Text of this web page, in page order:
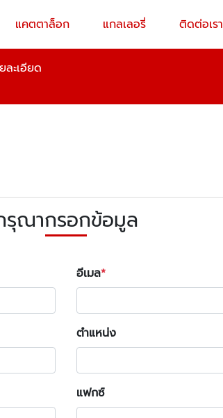
แคตตาล็อก แกลเลอรี่ ติดต่อเรา
ละเอียด
รุณากรอกข้อมูล
อีเมล
ตำแหน่ง
แฟกซ์